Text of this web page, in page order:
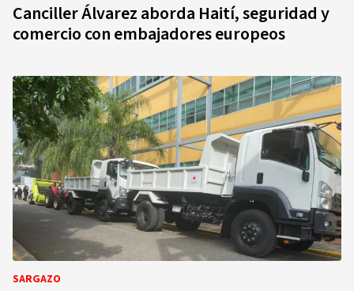
Canciller Álvarez aborda Haití, seguridad y
comercio con embajadores europeos
SARGAZO